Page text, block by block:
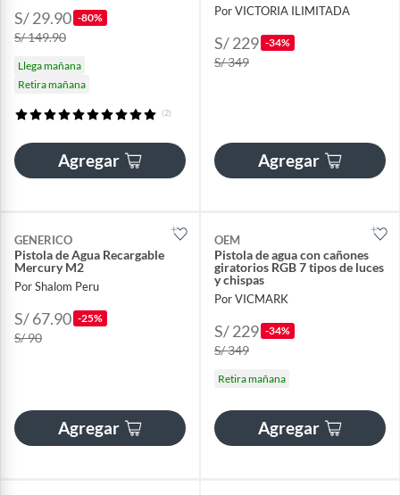
S/ 29.90 -80%
S/ 149.90
Llega mañana
Retira mañana
(2)
Agregar
Por VICTORIA ILIMITADA
S/ 229 -34%
S/ 349
Agregar
GENERICO
Pistola de Agua Recargable
Mercury M2
Por Shalom Peru
S/ 67.90 -25%
S/ 90
Agregar
OEM
Pistola de agua con cañones
giratorios RGB 7 tipos de luces
y chispas
Por VICMARK
S/ 229 -34%
S/ 349
Retira mañana
Agregar